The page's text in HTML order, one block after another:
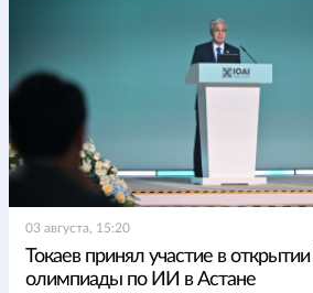
03 августа, 15:20
Токаев принял участие в
олимпиады по ИИ в Астане